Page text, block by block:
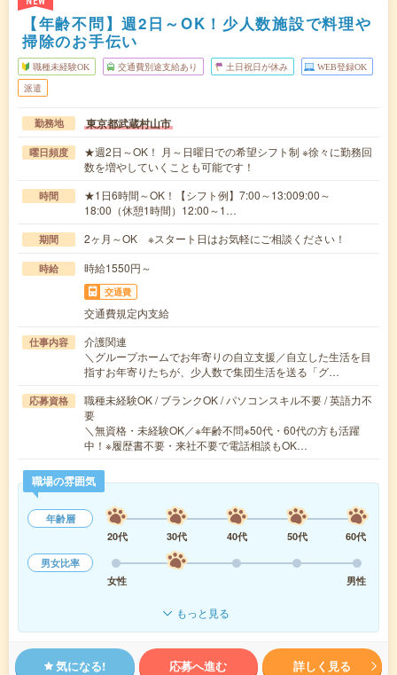
【年齢不問】週2日～OK！少人数施設で料理や
掃除のお手伝い
職種未経験OK 交通費別途支給あり 土日祝日が休み WEB登録OK
派遣
勤務地 東京都武蔵村山市
曜日頻度
★週2日～OK！ 月～日曜日での希望シフト制 ※徐々に勤務回
数を増やしていくことも可能です！
時間
★1日6時間～OK！【シフト例】7:00～13:009:00～
18:00（休憩1時間）12:00～1…
期間 2ヶ月～OK ※スタート日はお気軽にご相談ください！
時給 時給1550円～
交通費
交通費規定内支給
仕事内容
介護関連
＼グループホームでお年寄りの自立支援／自立した生活を目
指すお年寄りたちが、少人数で集団生活を送る「グ…
応募資格
職種未経験OK / ブランクOK / パソコンスキル不要 / 英語力不
要
＼無資格・未経験OK／※年齢不問※50代・60代の方も活躍
中！※履歴書不要・来社不要で電話相談もOK…
職場の雰囲気
年齢層
20代
30代 40代 50代
60代
男女比率
女性
男性
もっと見る
気になる! 応募へ進む 詳しく見る